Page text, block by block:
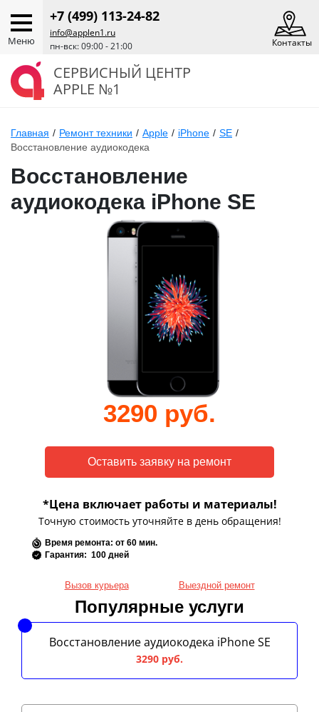
Меню
+7 (499) 113-24-82
info@applen1.ru
пн-вск: 09:00 - 21:00
Контакты
СЕРВИСНЫЙ ЦЕНТР
APPLE №1
Главная / Ремонт техники / Apple / iPhone / SE /
Восстановление аудиокодека
Восстановление
аудиокодека iPhone SE
3290 руб.
*Цена включает работы и материалы!
Точную стоимость уточняйте в день обращения!
Время ремонта: от 60 мин.
Гарантия: 100 дней
Вызов курьера Выездной ремонт
Популярные услуги
Восстановление аудиокодека iPhone SE
3290 руб.